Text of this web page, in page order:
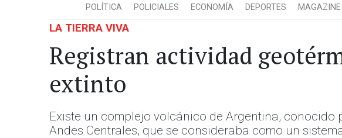
POLÍTICA POLICIALES ECONOMÍA DEPORTES MAGAZINE
LA TIERRA VIVA
Registran actividad
extinto
Existe un complejo volcánico de Argentina,
Andes Centrales, que se consideraba como un